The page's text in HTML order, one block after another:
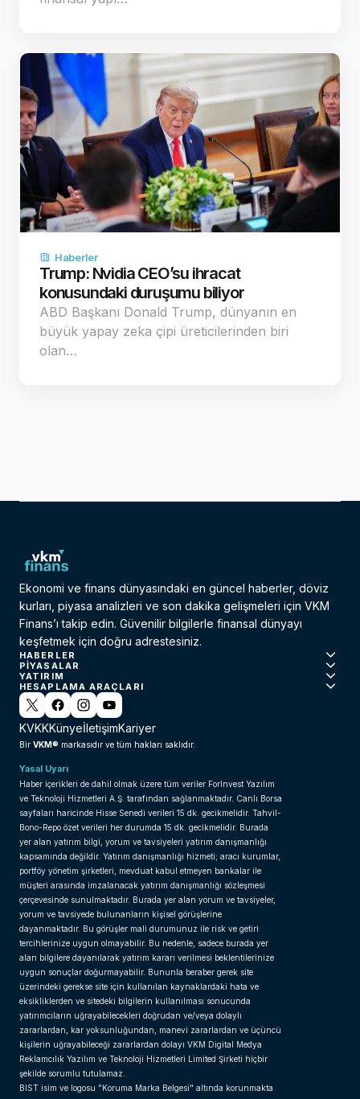
Haberler
Trump: Nvidia CEO’su ihracat
konusundaki duruşumu biliyor
ABD Başkanı Donald Trump, dünyanın en
büyük yapay zeka çipi üreticilerinden biri
olan…
Ekonomi ve finans dünyasındaki en güncel haberler, döviz
kurları, piyasa analizleri ve son dakika gelişmeleri için VKM
Finans’ı takip edin. Güvenilir bilgilerle finansal dünyayı
keşfetmek için doğru adrestesiniz.
HABERLER
PIYASALAR
YATIRIM
HESAPLAMA ARAÇLARI
KVKKKünyeİletişimKariyer
Bir VKM® markasıdır ve tüm hakları saklıdır.
Yasal Uyarı
Haber içerikleri de dahil olmak üzere tüm veriler ForInvest Yazılım
ve Teknoloji Hizmetleri A.Ş. tarafından sağlanmaktadır. Canlı Borsa
sayfaları haricinde Hisse Senedi verileri 15 dk. gecikmelidir. Tahvil-
Bono-Repo özet verileri her durumda 15 dk. gecikmelidir. Burada
yer alan yatırım bilgi, yorum ve tavsiyeleri yatırım danışmanlığı
kapsamında değildir. Yatırım danışmanlığı hizmeti; aracı kurumlar,
portföy yönetim şirketleri, mevduat kabul etmeyen bankalar ile
müşteri arasında imzalanacak yatırım danışmanlığı sözleşmesi
çerçevesinde sunulmaktadır. Burada yer alan yorum ve tavsiyeler,
yorum ve tavsiyede bulunanların kişisel görüşlerine
dayanmaktadır. Bu görüşler mali durumunuz ile risk ve getiri
tercihlerinize uygun olmayabilir. Bu nedenle, sadece burada yer
alan bilgilere dayanılarak yatırım kararı verilmesi beklentilerinize
uygun sonuçlar doğurmayabilir. Bununla beraber gerek site
üzerindeki gerekse site için kullanılan kaynaklardaki hata ve
eksikliklerden ve sitedeki bilgilerin kullanılması sonucunda
yatırımcıların uğrayabilecekleri doğrudan ve/veya dolaylı
zararlardan, kar yoksunluğundan, manevi zararlardan ve üçüncü
kişilerin uğrayabileceği zararlardan dolayı VKM Digital Medya
Reklamcılık Yazılım ve Teknoloji Hizmetleri Limited Şirketi hiçbir
şekilde sorumlu tutulamaz.
BIST isim ve logosu "Koruma Marka Belgesi" altında korunmakta